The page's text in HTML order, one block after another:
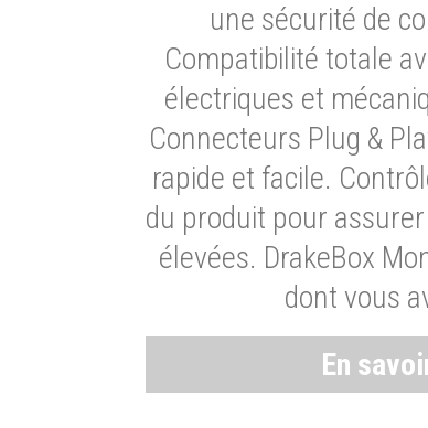
une sécurité de
Compatibilité totale
électriques et
Connecteurs Plug &
rapide et facile.
du produit pour
élevées. DrakeBox
dont vous
En